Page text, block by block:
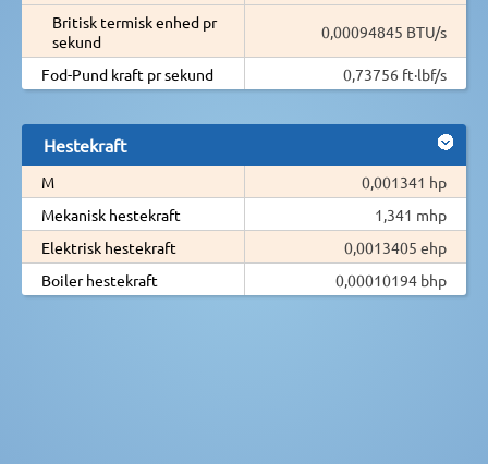
Britisk termisk enhed pr
sekund
0,00094845 BTU/s
Fod-Pund kraft pr sekund 0,73756 ft·lbf/s
Hestekraft
M
0,001341 hp
Mekanisk hestekraft
1,341 mhp
Elektrisk hestekraft
0,0013405 ehp
Boiler hestekraft
0,00010194 bhp